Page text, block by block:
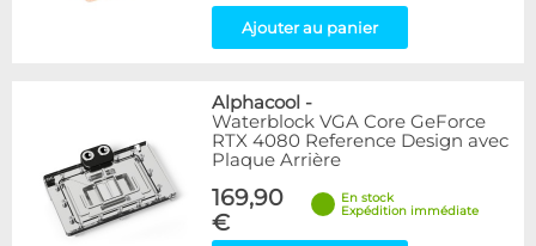
Ajouter au panier
Alphacool -
Waterblock VGA Core GeForce
RTX 4080 Reference Design avec
Plaque Arrière
169,90
€
En stock
Expédition immédiate